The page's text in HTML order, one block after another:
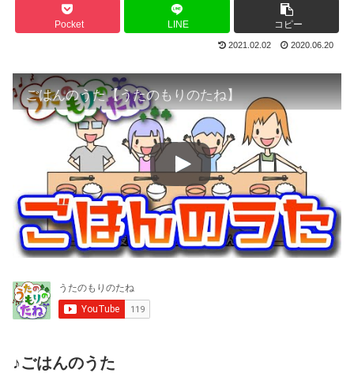
Pocket LINE コピー
2021.02.02 2020.06.20
ごはんのうた【うたのもりのたね】
♪ごはんのうた